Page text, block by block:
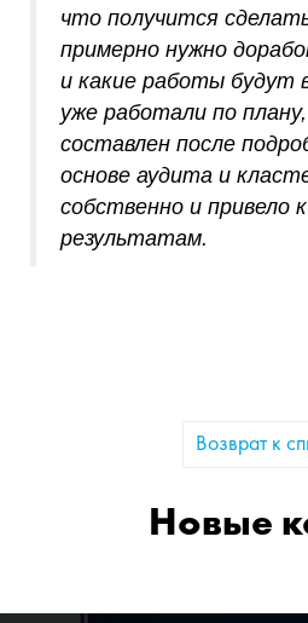
что получится
примерно нужно
и какие работы будут
уже работали по
составлен после
основе аудита и
собственно и привело
результатам.
Возврат к
Новые